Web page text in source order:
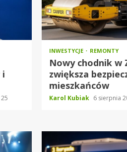
i
25
INWESTYCJE REMONTY
Nowy chodnik w
zwiększa
mieszkańców
Karol Kubiak 6 sierpnia